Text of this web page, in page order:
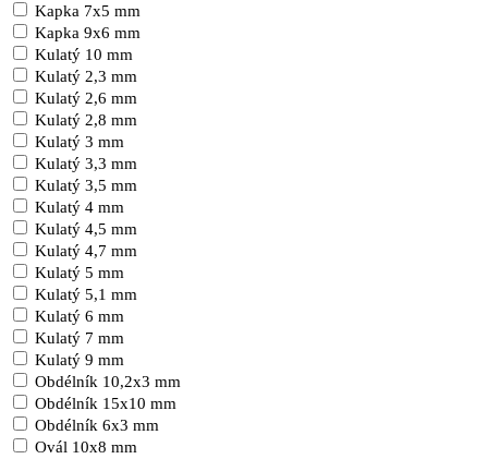
Kapka 7x5 mm
Kapka 9x6 mm
Kulatý 10 mm
Kulatý 2,3 mm
Kulatý 2,6 mm
Kulatý 2,8 mm
Kulatý 3 mm
Kulatý 3,3 mm
Kulatý 3,5 mm
Kulatý 4 mm
Kulatý 4,5 mm
Kulatý 4,7 mm
Kulatý 5 mm
Kulatý 5,1 mm
Kulatý 6 mm
Kulatý 7 mm
Kulatý 9 mm
Obdélník 10,2x3 mm
Obdélník 15x10 mm
Obdélník 6x3 mm
Ovál 10x8 mm